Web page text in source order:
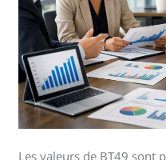
Les valeurs de BT49 sont